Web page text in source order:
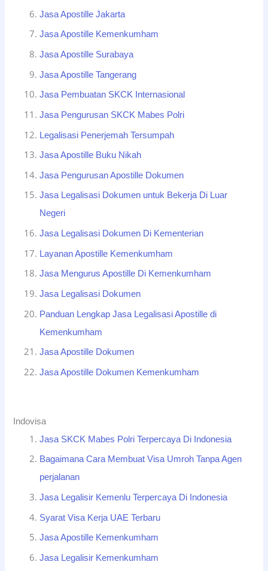
Jasa Apostille Jakarta
Jasa Apostille Kemenkumham
Jasa Apostille Surabaya
Jasa Apostille Tangerang
Jasa Pembuatan SKCK Internasional
Jasa Pengurusan SKCK Mabes Polri
Legalisasi Penerjemah Tersumpah
Jasa Apostille Buku Nikah
Jasa Pengurusan Apostille Dokumen
Jasa Legalisasi Dokumen untuk Bekerja Di Luar
Negeri
Jasa Legalisasi Dokumen Di Kementerian
Layanan Apostille Kemenkumham
Jasa Mengurus Apostille Di Kemenkumham
Jasa Legalisasi Dokumen
Panduan Lengkap Jasa Legalisasi Apostille di
Kemenkumham
Jasa Apostille Dokumen
Jasa Apostille Dokumen Kemenkumham
Indovisa
Jasa SKCK Mabes Polri Terpercaya Di Indonesia
Bagaimana Cara Membuat Visa Umroh Tanpa Agen
perjalanan
Jasa Legalisir Kemenlu Terpercaya Di Indonesia
Syarat Visa Kerja UAE Terbaru
Jasa Apostille Kemenkumham
Jasa Legalisir Kemenkumham